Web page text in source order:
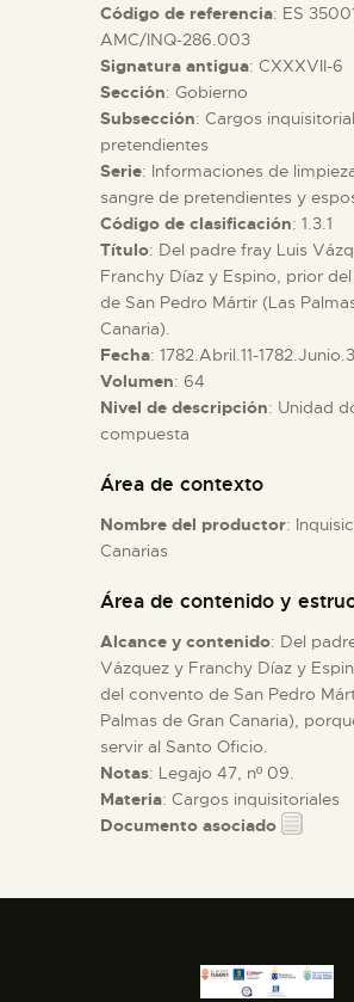
ESPAÑOL
PREPARAR LA VISITA
ACTIVIDADES
█
EL MUSEO
COLECCIONES
ESPAÑOL
Código de referencia: ES
AMC/INQ-286.003
Signatura antigua: CXXXVII-6
Sección: Gobierno
Subsección: Cargos
pretendientes
Serie: Informaciones de
sangre de pretendientes y
Código de clasificación: 1.3.1
Título: Del padre fray Luis
Franchy Díaz y Espino, prior
de San Pedro Mártir (Las
Canaria).
Fecha: 1782.Abril.11-1782.Junio.3
Volumen: 64
Nivel de descripción: Unidad
compuesta
Área de contexto
Nombre del productor:
Canarias
Área de contenido y
Alcance y contenido: Del
Vázquez y Franchy Díaz y
del convento de San Pedro
Palmas de Gran Canaria),
servir al Santo Oficio.
Notas: Legajo 47, nº 09.
Materia: Cargos inquisitoriales
Documento asociado